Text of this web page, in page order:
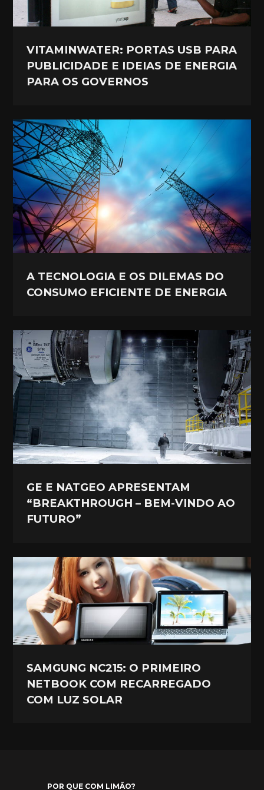
VITAMINWATER: PORTAS USB PARA
PUBLICIDADE E IDEIAS DE ENERGIA
PARA OS GOVERNOS
A TECNOLOGIA E OS DILEMAS DO
CONSUMO EFICIENTE DE ENERGIA
GE E NATGEO APRESENTAM
“BREAKTHROUGH – BEM-VINDO AO
FUTURO”
SAMGUNG NC215: O PRIMEIRO
NETBOOK COM RECARREGADO
COM LUZ SOLAR
POR QUE COM LIMÃO?